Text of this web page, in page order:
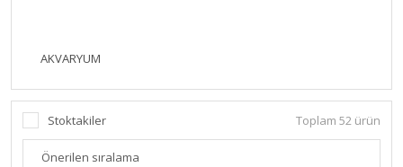
AKVARYUM
Stoktakiler Toplam 52 ürün